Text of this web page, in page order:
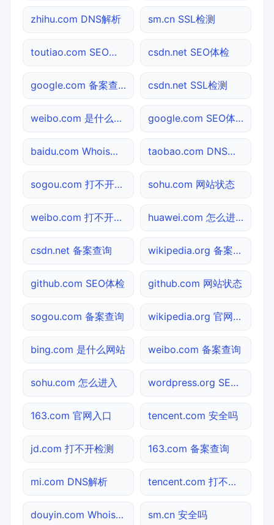
zhihu.com DNS解析 sm.cn SSL检测
toutiao.com SEO体检 csdn.net SEO体检
google.com 备案查询 csdn.net SSL检测
weibo.com 是什么网站 google.com SEO体检
baidu.com Whois查询 taobao.com DNS解析
sogou.com 打不开检测 sohu.com 网站状态
weibo.com 打不开检测 huawei.com 怎么进入
csdn.net 备案查询 wikipedia.org 备案查询
github.com SEO体检 github.com 网站状态
sogou.com 备案查询 wikipedia.org 官网入口
bing.com 是什么网站 weibo.com 备案查询
sohu.com 怎么进入 wordpress.org SEO体检
163.com 官网入口 tencent.com 安全吗
jd.com 打不开检测 163.com 备案查询
mi.com DNS解析 tencent.com 打不开检测
douyin.com Whois查询 sm.cn 安全吗